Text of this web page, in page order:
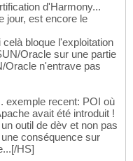
d'Harmony...
jour, est encore le
bloque l'exploitation
Oracle sur une partie
Oracle n'entrave pas
exemple recent: POI où
avait été introduit !
outil de dèv et non pas
conséquence sur
HS]